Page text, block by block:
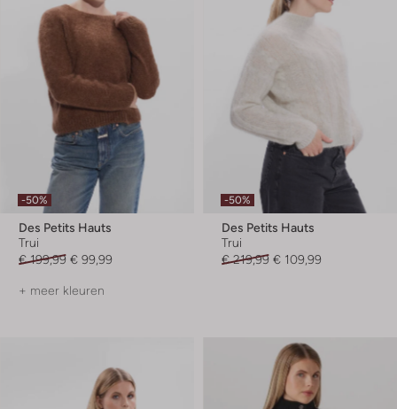
-50%
Des Petits Hauts
Trui
€ 199,99 € 99,99
+ meer kleuren
-50%
Des Petits Hauts
Trui
€ 219,99 € 109,99